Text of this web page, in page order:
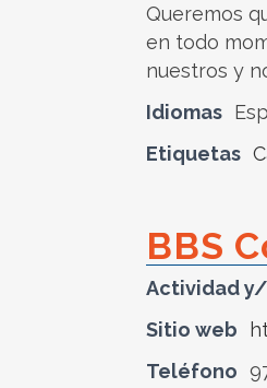
Queremos
en todo
nuestros y
Idiomas
Etiquetas
BBS
Actividad
Sitio web
Teléfono